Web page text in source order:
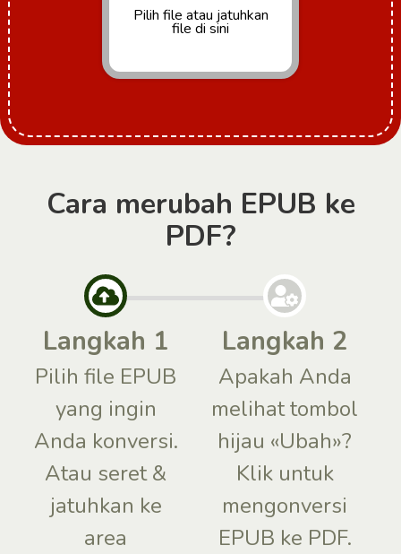
Pilih file atau jatuhkan
file di sini
Cara merubah EPUB ke
PDF?
Langkah 1
Pilih file EPUB
yang ingin
Anda konversi.
Atau seret &
jatuhkan ke
area
Langkah 2
Apakah Anda
melihat tombol
hijau «Ubah»?
Klik untuk
mengonversi
EPUB ke PDF.